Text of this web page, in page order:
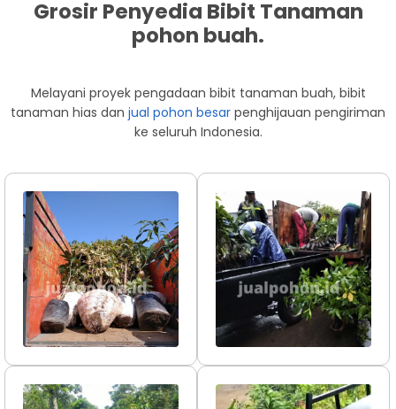
Grosir Penyedia Bibit Tanaman
pohon buah.
Melayani proyek pengadaan bibit tanaman buah, bibit
tanaman hias dan jual pohon besar penghijauan pengiriman
ke seluruh Indonesia.